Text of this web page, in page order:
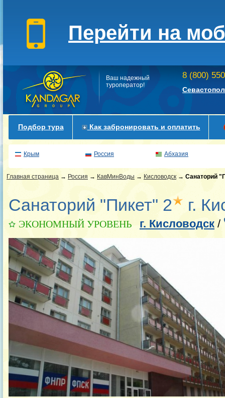
Перейти на
Ваш надежный
туроператор!
8 (800)
Подбор тура Как забронировать и оплатить
Крым Россия Абхазия
Главная страница → Россия → КавМинВоды → Кисловодск → Санаторий
Санаторий "Пикет" 2 г.
ЭКОНОМНЫЙ УРОВЕНЬ г. Кисловодск /